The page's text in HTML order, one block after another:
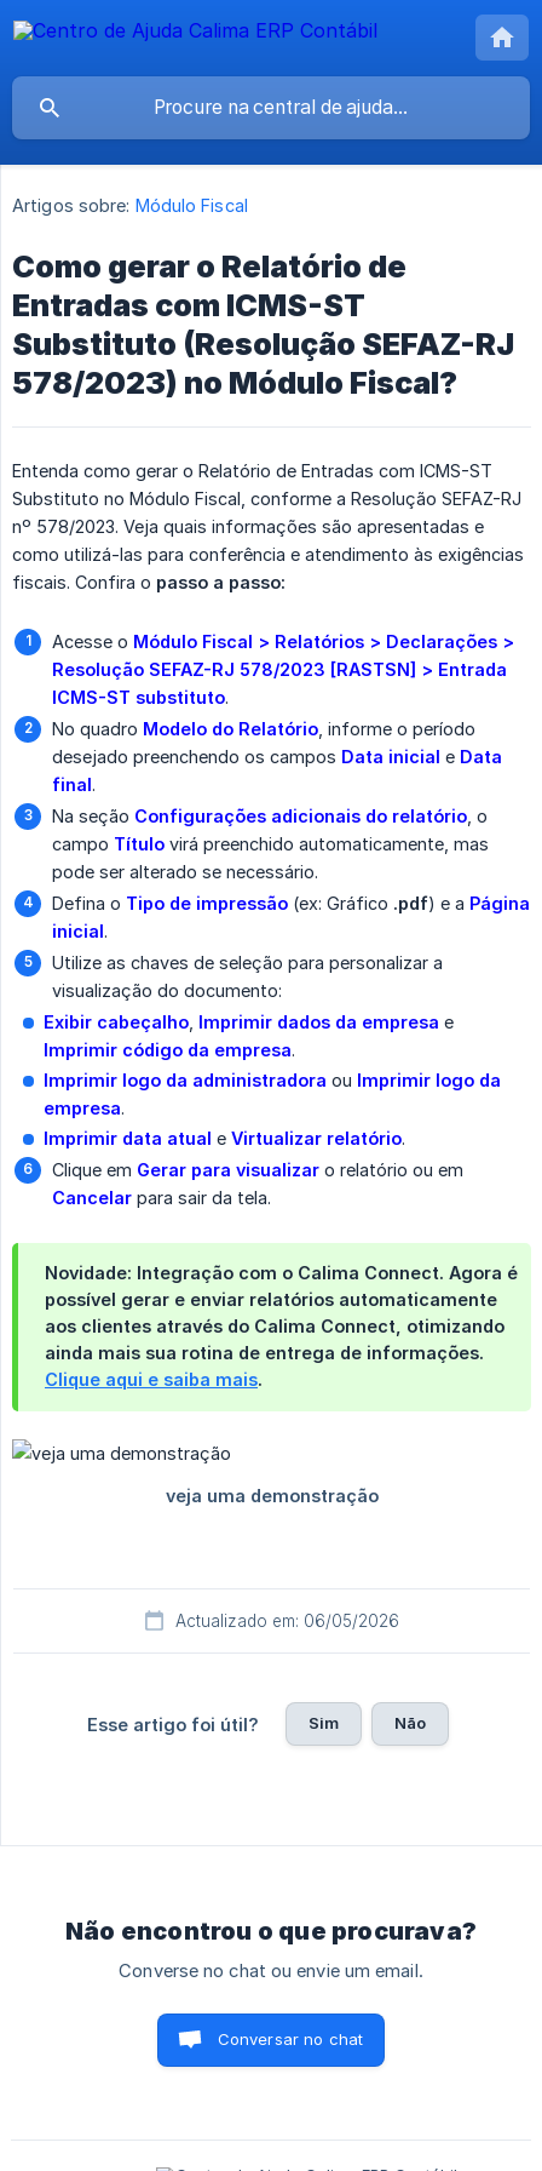
Artigos sobre: Módulo Fiscal
Como gerar o Relatório de
Entradas com ICMS-ST
Substituto (Resolução SEFAZ-RJ
578/2023) no Módulo Fiscal?
Entenda como gerar o Relatório de Entradas com ICMS-ST
Substituto no Módulo Fiscal, conforme a Resolução SEFAZ-RJ
nº 578/2023. Veja quais informações são apresentadas e
como utilizá-las para conferência e atendimento às exigências
fiscais. Confira o passo a passo:
Acesse o Módulo Fiscal > Relatórios > Declarações >
Resolução SEFAZ-RJ 578/2023 [RASTSN] > Entrada
ICMS-ST substituto.
No quadro Modelo do Relatório , informe o período
desejado preenchendo os campos Data inicial e Data
final.
Na seção Configurações adicionais do relatório , o
campo Título virá preenchido automaticamente, mas
pode ser alterado se necessário.
Defina o Tipo de impressão (ex: Gráfico .pdf) e a Página
inicial.
Utilize as chaves de seleção para personalizar a
visualização do documento:
Exibir cabeçalho Imprimir dados da empresa e
Imprimir código da empresa.
Imprimir logo da administradora ou Imprimir logo da
empresa.
Imprimir data atual e Virtualizar relatório.
Clique em Gerar para visualizar o relatório ou em
Cancelar para sair da tela.
Novidade: Integração com o Calima Connect. Agora é
possível gerar e enviar relatórios automaticamente
aos clientes através do Calima Connect , otimizando
ainda mais sua rotina de entrega de informações.
Clique aqui e saiba mais.
Actualizado em: 06/05/2026
Esse artigo foi útil? Sim Não
Não encontrou o que procurava?
Converse no chat ou envie um email.
Conversar no chat